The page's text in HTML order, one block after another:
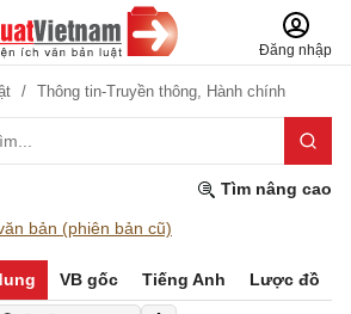
Đăng nhập
Thông tin-Truyền thông, Hành chính
Tìm nâng cao
bản (phiên bản cũ)
VB gốc Tiếng Anh Lược đồ